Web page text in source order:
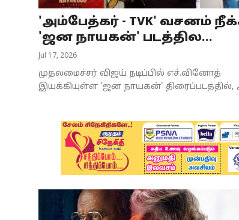
Tamilnadu
National
'அம்பேத்கர் - TVK' வசனம்
'ஜன நாயகன்' படத்தில...
Jul 17, 2026
முதலமைச்சர் விஜய் நடிப்பில் எச்.வினோத்
இயக்கியுள்ள 'ஜன நாயகன்' திரைப்படத்தில்,